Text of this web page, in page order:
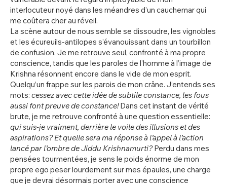
interlocuteur noyé dans les méandres d’un cauchemar qui
me coûtera cher au réveil.
La scène autour de nous semble se dissoudre, les vignobles
et les écureuils-antilopes s’évanouissant dans un tourbillon
de confusion. Je me retrouve seul, confronté à ma propre
conscience, tandis que les paroles de l’homme à l’image de
Krishna résonnent encore dans le vide de mon esprit.
Quelqu’un frappe sur les parois de mon crâne. J’entends ses
mots: cessez avec cette idée de subtile constance, les fous
aussi font preuve de constance!Dans cet instant de vérité
brute, je me retrouve confronté à une question essentielle:
qui suis-je vraiment, derrière le voile des illusions et des
aspirations? Et quelle sera ma réponse à l’appel à l’action
lancé par l’ombre de Jiddu Krishnamurti?Perdu dans mes
pensées tourmentées, je sens le poids énorme de mon
propre ego peser lourdement sur mes épaules, une charge
que je devrai désormais porter avec une conscience